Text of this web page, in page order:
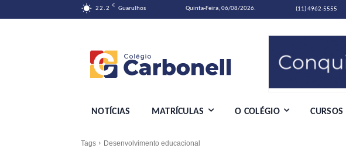
22.2 C Guarulhos Quinta-Feira, 06/08/2026. (11) 4962-5555
NOTÍCIAS MATRÍCULAS O COLÉGIO CURSOS
Tags Desenvolvimento educacional